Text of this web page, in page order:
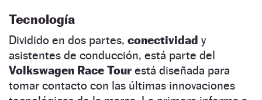
Tecnología
Dividido en dos partes, conectividad y
asistentes de conducción, está parte del
Volkswagen Race Tourestá diseñada para
tomar contacto con las últimas innovaciones